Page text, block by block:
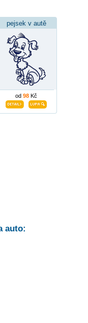
pejsek v autě
od 98 Kč
auto: